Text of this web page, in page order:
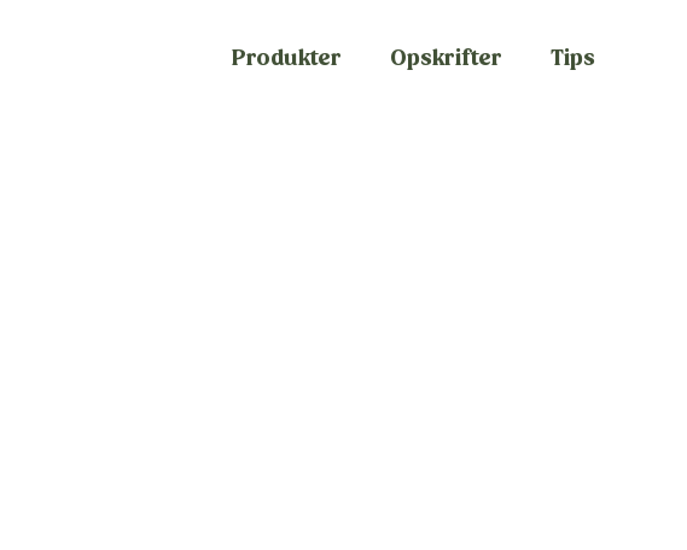
Produkter Opskrifter Tips